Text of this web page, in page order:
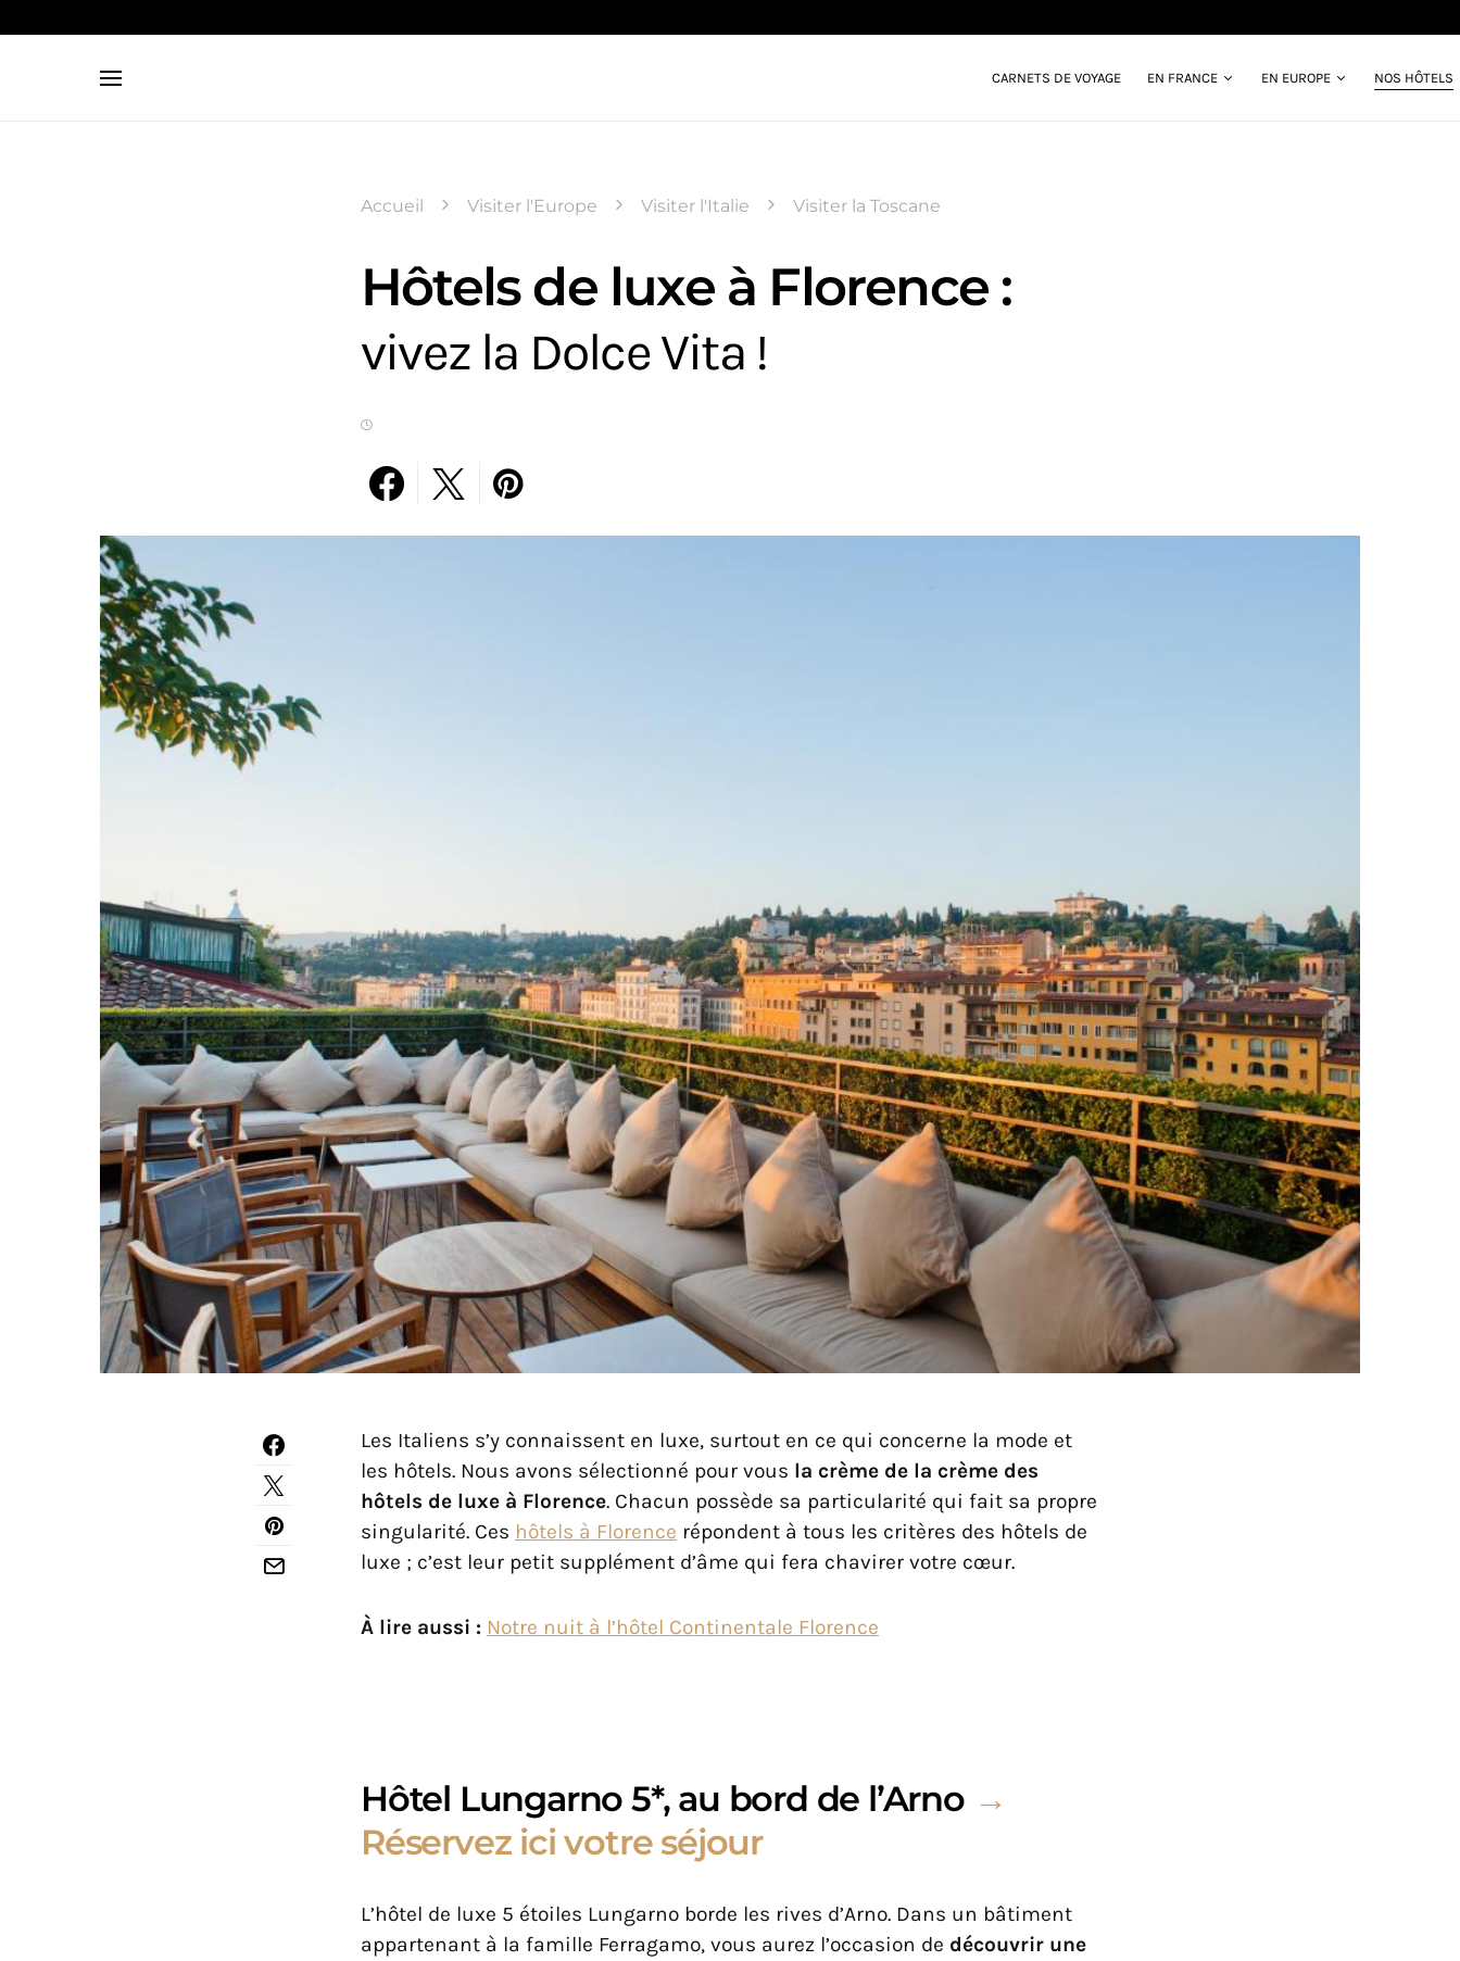
CARNETS DE VOYAGE EN FRANCE EN EUROPE NOS HÔTELS
Accueil Visiter l'Europe Visiter l'Italie Visiter la Toscane
Hôtels de luxe à Florence :
vivez la Dolce Vita !
Les Italiens s’y connaissent en luxe, surtout en ce qui concerne la mode et
les hôtels. Nous avons sélectionné pour vous la crème de la crème des
hôtels de luxe à Florence. Chacun possède sa particularité qui fait sa propre
singularité. Ces hôtels à Florence répondent à tous les critères des hôtels de
luxe ; c’est leur petit supplément d’âme qui fera chavirer votre cœur.
À lire aussi : Notre nuit à l’hôtel Continentale Florence
Hôtel Lungarno 5*, au bord de l’Arno →
Réservez ici votre séjour
L’hôtel de luxe 5 étoiles Lungarno borde les rives d’Arno. Dans un bâtiment
appartenant à la famille Ferragamo, vous aurez l’occasion de découvrir une